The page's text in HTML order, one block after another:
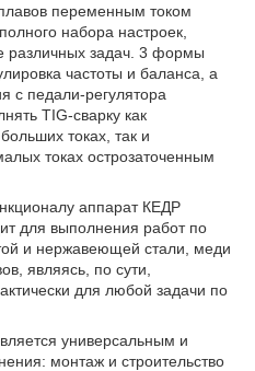
переменным током
набора настроек,
различных задач. 3 формы
частоты и баланса, а
с педали-регулятора
TIG-сварку как
токах, так и
токах острозаточенным
аппарат КЕДР
для выполнения работ по
и нержавеющей стали, меди
являясь, по сути,
для любой задачи по
универсальным и
монтаж и строительство